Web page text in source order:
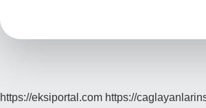
https://eksiportal.com https://